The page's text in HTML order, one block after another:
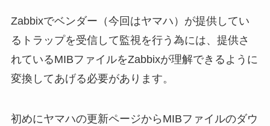
Zabbixでベンダー（今回はヤマハ）が提供してい
るトラップを受信して監視を行う為には、提供さ
れているMIBファイルをZabbixが理解できるように
変換してあげる必要があります。
初めにヤマハの更新ページからMIBファイルのダウ